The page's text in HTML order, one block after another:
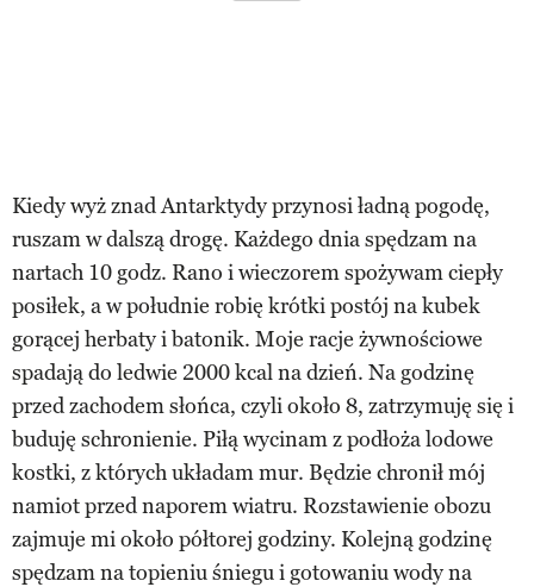
Kiedy wyż znad Antarktydy przynosi ładną pogodę,
ruszam w dalszą drogę. Każdego dnia spędzam na
nartach 10 godz. Rano i wieczorem spożywam ciepły
posiłek, a w południe robię krótki postój na kubek
gorącej herbaty i batonik. Moje racje żywnościowe
spadają do ledwie 2000 kcal na dzień. Na godzinę
przed zachodem słońca, czyli około 8, zatrzymuję się i
buduję schronienie. Piłą wycinam z podłoża lodowe
kostki, z których układam mur. Będzie chronił mój
namiot przed naporem wiatru. Rozstawienie obozu
zajmuje mi około półtorej godziny. Kolejną godzinę
spędzam na topieniu śniegu i gotowaniu wody na